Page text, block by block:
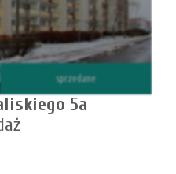
sprzedane
5a